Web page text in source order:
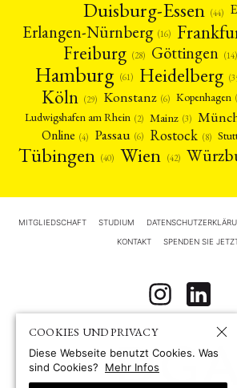
Duisburg-Essen (44)
Erlangen-Nürnberg (16)
Freiburg (28) Göttingen (14)
Hamburg (61) Heidelberg
Köln (29) Konstanz (6) Kopenhagen
Ludwigshafen am Rhein (2) Mainz (3)
Online (4) Passau (6) Rostock (8)
Tübingen (40) Wien (42)
MITGLIEDSCHAFT STUDIUM
KONTAKT SPENDEN SIE
COOKIES UND PRIVACY
Diese Webseite benutzt Cookies. Was
sind Cookies?
Mehr Infos